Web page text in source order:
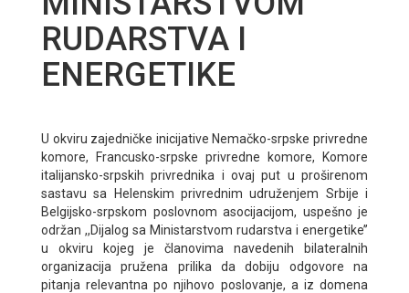
RUDARSTVA I
ENERGETIKE
U okviru zajedničke inicijative Nemačko-srpske privredne
komore, Francusko-srpske privredne komore, Komore
italijansko-srpskih privrednika i ovaj put u proširenom
sastavu sa Helenskim privrednim udruženjem Srbije i
Belgijsko-srpskom poslovnom asocijacijom, uspešno je
održan ,,Dijalog sa Ministarstvom rudarstva i energetike’’
u okviru kojeg je članovima navedenih bilateralnih
organizacija pružena prilika da dobiju odgovore na
pitanja relevantna po njihovo poslovanje, a iz domena